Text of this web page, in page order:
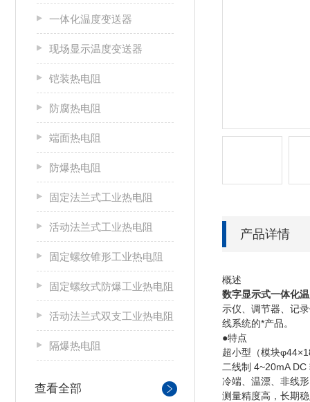
一体化温度变送器
现场显示温度变送器
铠装热电阻
防腐热电阻
端面热电阻
防爆热电阻
固定法兰式工业热电阻
活动法兰式工业热电阻
固定螺纹锥形工业热电阻
固定螺纹式防爆工业热电阻
活动法兰式双支工业热电阻
隔爆热电阻
查看全部
产品详情
概述
数字显示式一体化
示仪、调节器、记
线系统的*产
●特点
超小型（模块
二线制 4~20mA DC
冷端、温漂、非线形
测量精度高，长期稳